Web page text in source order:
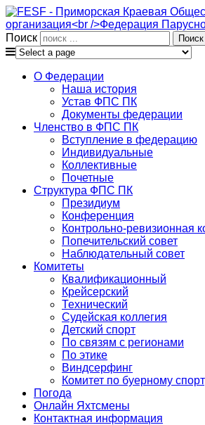
Поиск
О Федерации
Наша история
Устав ФПС ПК
Документы федерации
Членство в ФПС ПК
Вступление в федерацию
Индивидуальные
Коллективные
Почетные
Структура ФПС ПК
Президиум
Конференция
Контрольно-ревизионная
Попечительский совет
Наблюдательный совет
Комитеты
Квалификационный
Крейсерский
Технический
Судейская коллегия
Детский спорт
По связям с регионами
По этике
Виндсерфинг
Комитет по буерному
Погода
Онлайн Яхтсмены
Контактная информация